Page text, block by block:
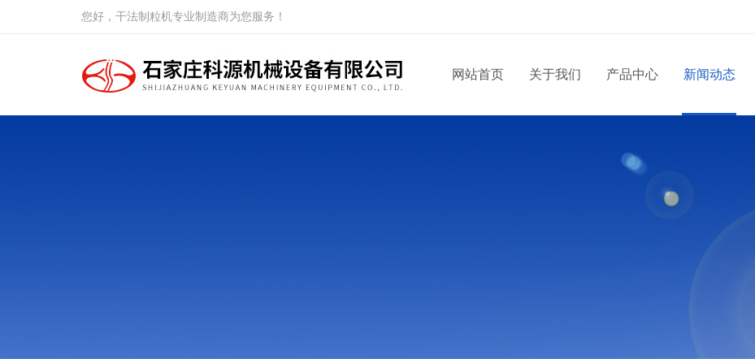
您好，干法制粒机专业制造商为您服务！
网站首页 关于我们 产品中心 新闻动态